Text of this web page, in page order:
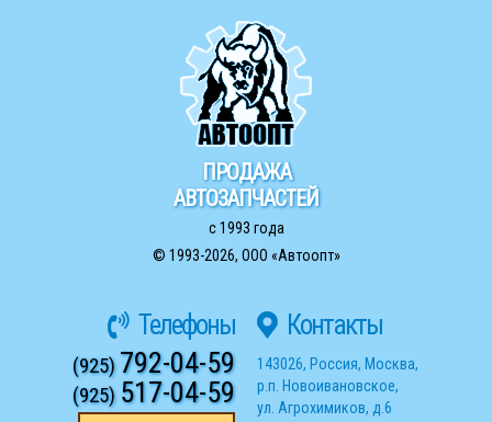
ПРОДАЖА
АВТОЗАПЧАСТЕЙ
с 1993 года
© 1993-2026, ООО «Автоопт»
Телефоны
(925)792-04-59
(925) 517-04-59
Контакты
143026, Россия, Москва,
р.п. Новоивановское,
ул. Агрохимиков, д.6